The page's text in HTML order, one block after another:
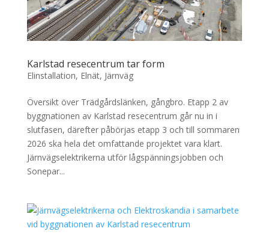
Karlstad resecentrum tar form
Elinstallation, Elnät, Järnväg
Översikt över Trädgårdslänken, gångbro. Etapp 2 av
byggnationen av Karlstad resecentrum går nu in i
slutfasen, därefter påbörjas etapp 3 och till sommaren
2026 ska hela det omfattande projektet vara klart.
Järnvägselektrikerna utför lågspänningsjobben och
Sonepar...